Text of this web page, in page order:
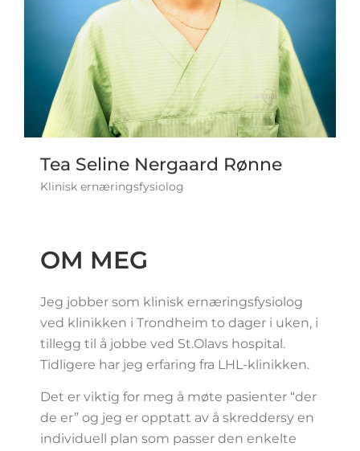
Tea Seline Nergaard Rønne
Klinisk ernæringsfysiolog
OM MEG
Jeg jobber som klinisk ernæringsfysiolog
ved klinikken i Trondheim to dager i uken, i
tillegg til å jobbe ved St.Olavs hospital.
Tidligere har jeg erfaring fra LHL-klinikken.
Det er viktig for meg å møte pasienter “der
de er” og jeg er opptatt av å skreddersy en
individuell plan som passer den enkelte